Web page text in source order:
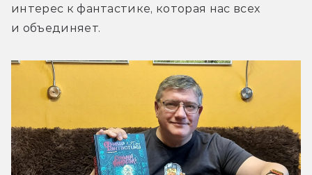
интерес к фантастике, которая нас всех
и объединяет.